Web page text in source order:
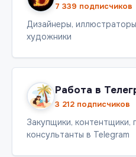
7 339 подписчиков
Дизайнеры,
художники
Работа в
3 212 подписчиков
Закупщики, контентщики,
консультанты в Telegram